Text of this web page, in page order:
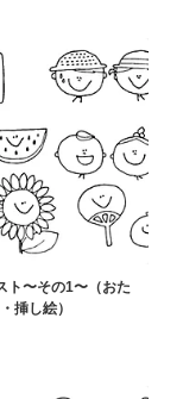
ト〜その1〜（おた
挿し絵）